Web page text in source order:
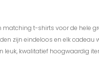
matching t-shirts voor de hele
zijn eindeloos en elk cadeau
leuk, kwalitatief hoogwaardig